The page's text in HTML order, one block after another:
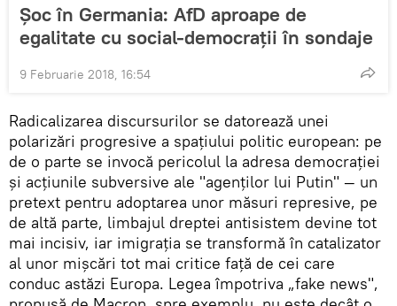
Șoc în Germania: AfD aproape de
egalitate cu social-democrații în sondaje
9 Februarie 2018, 16:54
Radicalizarea discursurilor se datorează unei
polarizări progresive a spațiului politic european: pe
de o parte se invocă pericolul la adresa democrației
și acțiunile subversive ale "agenților lui Putin" — un
pretext pentru adoptarea unor măsuri represive, pe
de altă parte, limbajul dreptei antisistem devine tot
mai incisiv, iar imigrația se transformă în catalizator
al unor mișcări tot mai critice față de cei care
conduc astăzi Europa. Legea împotriva „fake news",